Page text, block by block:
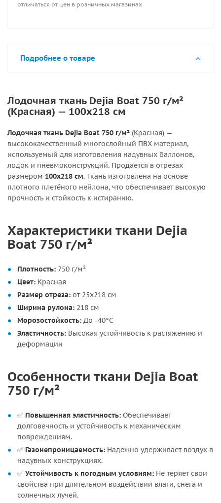
отличаться от цен в розничных магазинах
Подробнее о товаре
Лодочная ткань Dejia Boat 750 г/м²
(Красная) — 100х218 см
Лодочная ткань Dejia Boat 750 г/м² (Красная) —
высококачественный многослойный ПВХ материал,
используемый для изготовления надувных баллонов,
лодок и пневмоконструкций. Продается в отрезах
размером 100х218 см. Ткань изготовлена на основе
плотного плетёного нейлона, что обеспечивает высокую
прочность и стойкость к истиранию.
Характеристики ткани Dejia
Boat 750 г/м²
Плотность: 750 г/м²
Цвет: Красная
Размер отреза: от 25х218 см
Ширина рулона: 218 см
Морозостойкость: До -40°C
Эластичность: Высокая устойчивость к растяжению и
деформации
Особенности ткани Dejia Boat
750 г/м²
✅ Повышенная эластичность: Обеспечивает
долговечность и устойчивость к механическим
повреждениям.
✅ Газонепроницаемость: Надежно удерживает воздух в
надувных конструкциях.
✅ Устойчивость к погодным условиям: Не теряет свои
свойства при длительном воздействии влаги, снега и
солнечных лучей.